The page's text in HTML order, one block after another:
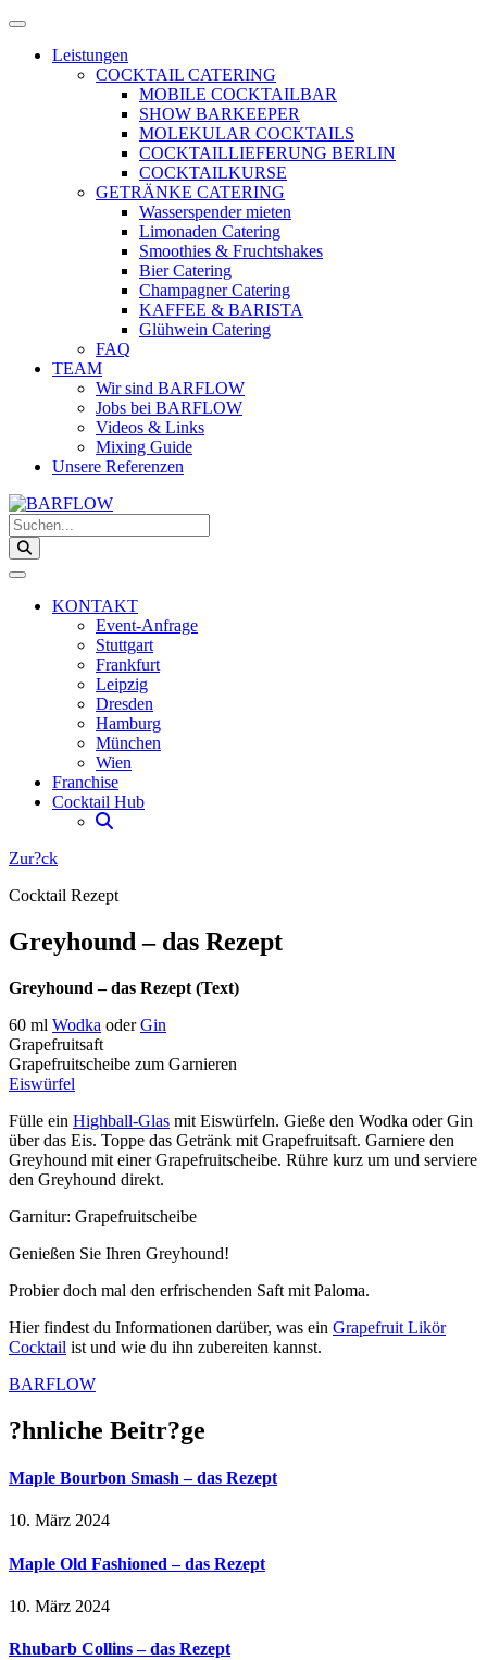
Zum
springen
Menü
öffnenLeistungen
COCKTAIL CATERING
MOBILE COCKTAILBAR
SHOW BARKEEPER
MOLEKULAR COCKTAILS
COCKTAILLIEFERUNG BERLIN
COCKTAILKURSE
GETRÄNKE CATERING
Wasserspender mieten
Limonaden Catering
Smoothies & Fruchtshakes
Bier Catering
Champagner Catering
KAFFEE & BARISTA
Glühwein Catering
FAQ
TEAM
Wir sind BARFLOW
Jobs bei BARFLOW
Videos & Links
Mixing Guide
Unsere Referenzen
Suchen...
KONTAKT
Event-Anfrage
Stuttgart
Frankfurt
Leipzig
Dresden
Hamburg
München
Wien
Franchise
Cocktail Hub
Zur?ck
Cocktail Rezept
Greyhound – das Rezept
Greyhound – das Rezept (Text)
60 ml Wodka oderGin
Grapefruitsaft
Grapefruitscheibe zum Garnieren
Eiswürfel
Fülle ein Highball-Glas mit Eiswürfeln. Gieße den Wodka oder Gin
über das Eis. Toppe das Getränk mit Grapefruitsaft. Garniere den
Greyhound mit einer Grapefruitscheibe. Rühre kurz um und serviere
den Greyhound direkt.
Garnitur: Grapefruitscheibe
Genießen Sie Ihren Greyhound!
Probier doch mal den erfrischenden Saft mit Paloma.
Hier findest du Informationen darüber, was ein Grapefruit Likör
Cocktail ist und wie du ihn zubereiten kannst.
BARFLOW
?hnliche Beitr?ge
Maple Bourbon Smash – das Rezept
10. März 2024
Maple Old Fashioned – das Rezept
10. März 2024
Rhubarb Collins – das Rezept